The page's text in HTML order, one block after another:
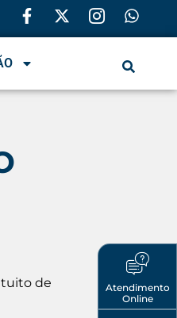
Atendimento
Online
de